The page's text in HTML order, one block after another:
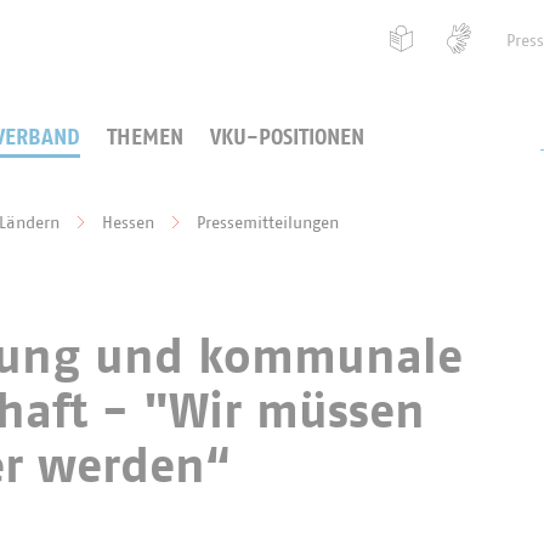
THEMEN VKU-POSITIONEN
Hessen Pressemitteilungen
und kommunale
- "Wir müssen
werden“